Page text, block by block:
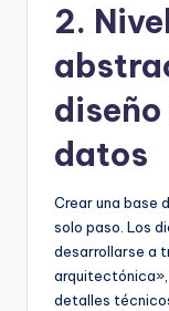
2.
diseño
datos
Crear una base
solo paso. Los
desarrollarse a
detalles